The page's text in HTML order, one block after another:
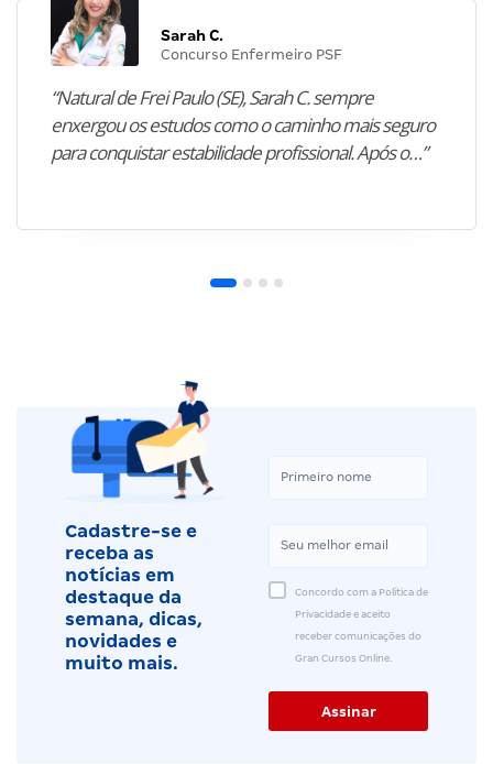
Sarah C.
Concurso Enfermeiro PSF
“Natural de Frei Paulo (SE), Sarah C. sempre
enxergou os estudos como o caminho mais seguro
para conquistar estabilidade profissional. Após o…”
Cadastre-se e
receba as
notícias em
destaque da
semana, dicas,
novidades e
muito mais.
Concordo com a Política de
Privacidade e aceito
receber comunicações do
Gran Cursos Online.